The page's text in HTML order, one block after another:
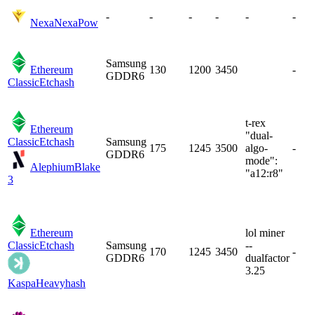
NexaNexaPow
- - - - - -
Ethereum
ClassicEtchash
Samsung
GDDR6
130 1200 3450 -
Ethereum
ClassicEtchash
AlephiumBlake
3
Samsung
GDDR6
175 1245 3500
t-rex
"dual-
algo-
mode":
"a12:r8"
-
Ethereum
ClassicEtchash
KaspaHeavyhash
Samsung
GDDR6
170 1245 3450
lol miner
--
dualfactor
3.25
-